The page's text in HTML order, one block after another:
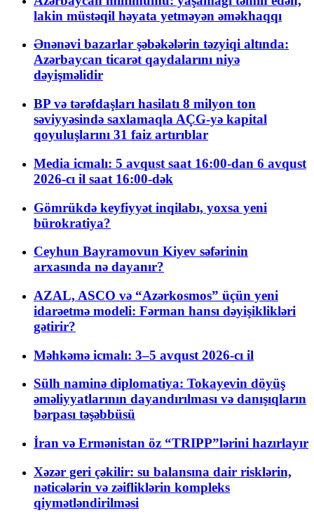
lakin müstəqil həyata yetməyən əməkhaqqı
Ənənəvi bazarlar şəbəkələrin təzyiqi altında:
Azərbaycan ticarət qaydalarını niyə
dəyişməlidir
BP və tərəfdaşları hasilatı 8 milyon ton
səviyyəsində saxlamaqla AÇG-yə kapital
qoyuluşlarını 31 faiz artırıblar
Media icmalı: 5 avqust saat 16:00-dan 6 avqust
2026-cı il saat 16:00-dək
Gömrükdə keyfiyyət inqilabı, yoxsa yeni
bürokratiya?
Ceyhun Bayramovun Kiyev səfərinin
arxasında nə dayanır?
AZAL, ASCO və “Azərkosmos” üçün yeni
idarəetmə modeli: Fərman hansı dəyişiklikləri
gətirir?
Məhkəmə icmalı: 3–5 avqust 2026-cı il
Sülh naminə diplomatiya: Tokayevin döyüş
əməliyyatlarının dayandırılması və danışıqların
bərpası təşəbbüsü
İran və Ermənistan öz “TRIPP”lərini hazırlayır
Xəzər geri çəkilir: su balansına dair risklərin,
nəticələrin və zəifliklərin kompleks
qiymətləndirilməsi